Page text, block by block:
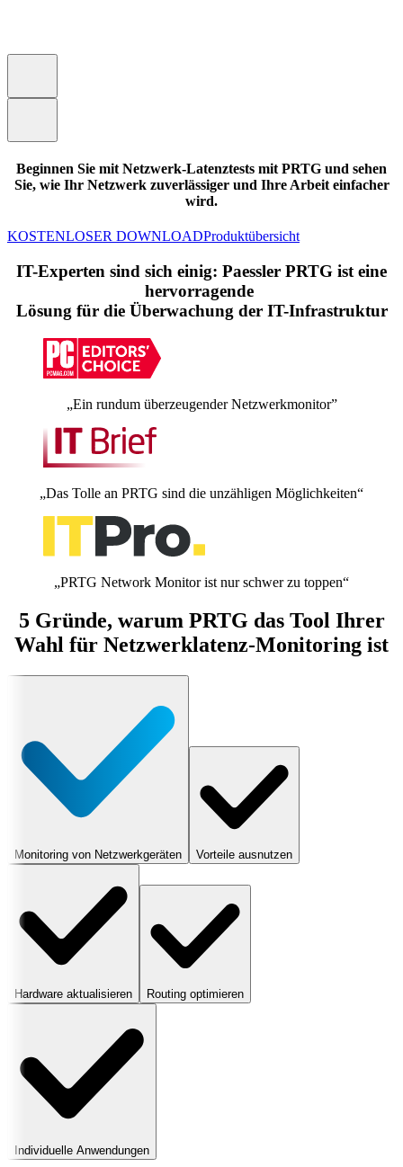
Beginnen Sie mit Netzwerk-Latenztests mit PRTG und sehen
Sie, wie Ihr Netzwerk zuverlässiger und Ihre Arbeit einfacher
wird.
KOSTENLOSER DOWNLOADProduktübersicht
IT-Experten sind sich einig: Paessler PRTG ist eine
hervorragende
Lösung für die Überwachung der IT-Infrastruktur
„Ein rundum überzeugender Netzwerkmonitor”
„Das Tolle an PRTG sind die unzähligen Möglichkeiten“
„PRTG Network Monitor ist nur schwer zu toppen“
5 Gründe, warum PRTG das Tool Ihrer
Wahl für Netzwerklatenz-Monitoring ist
Monitoring von Netzwerkgeräten Vorteile ausnutzen
Hardware aktualisieren Routing optimieren
Individuelle Anwendungen